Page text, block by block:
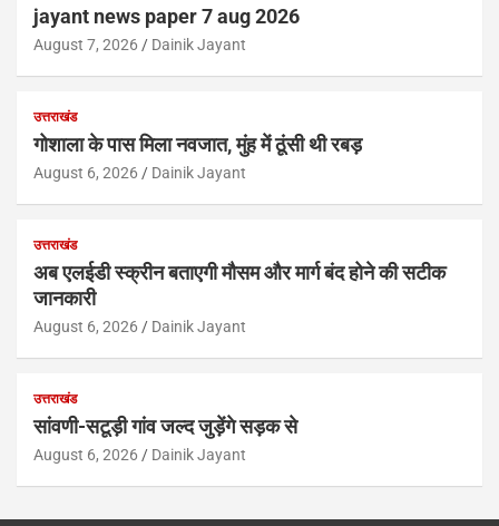
jayant news paper 7 aug 2026
August 7, 2026 Dainik Jayant
उत्तराखंड
गोशाला के पास मिला नवजात, मुंह में ठूंसी थी रबड़
August 6, 2026 Dainik Jayant
उत्तराखंड
अब एलईडी स्क्रीन बताएगी मौसम और मार्ग बंद होने की सटीक
जानकारी
August 6, 2026 Dainik Jayant
उत्तराखंड
सांवणी-सटूड़ी गांव जल्द जुड़ेंगे सड़क से
August 6, 2026 Dainik Jayant